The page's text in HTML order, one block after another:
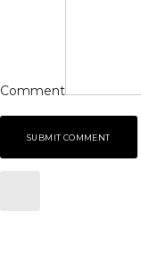
Comment
SUBMIT COMMENT